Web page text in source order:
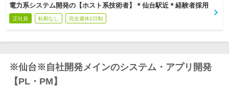
電力系システム開発の【ホスト系技術者】＊仙台駅近＊経験者採用
正社員 転勤なし 完全週休2日制
※仙台※自社開発メインのシステム・アプリ開発
【PL・PM】